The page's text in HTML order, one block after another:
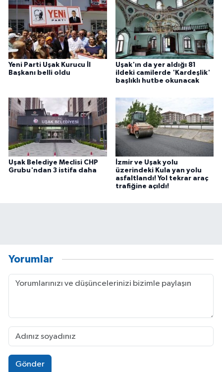
Yeni Parti Uşak Kurucu İl
Başkanı belli oldu
Uşak'ın da yer aldığı 81
ildeki camilerde 'Kardeşlik'
başlıklı hutbe okunacak
Uşak Belediye Meclisi CHP
Grubu'ndan 3 istifa daha
İzmir ve Uşak yolu
üzerindeki Kula yan yolu
asfaltlandı! Yol tekrar araç
trafiğine açıldı!
Yorumlar
Gönder